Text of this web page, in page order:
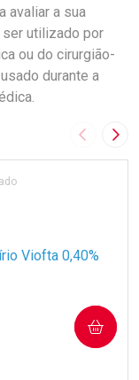
avaliar a sua
ser utilizado por
ou do cirurgião-
durante a
Imagem
COMPRAR